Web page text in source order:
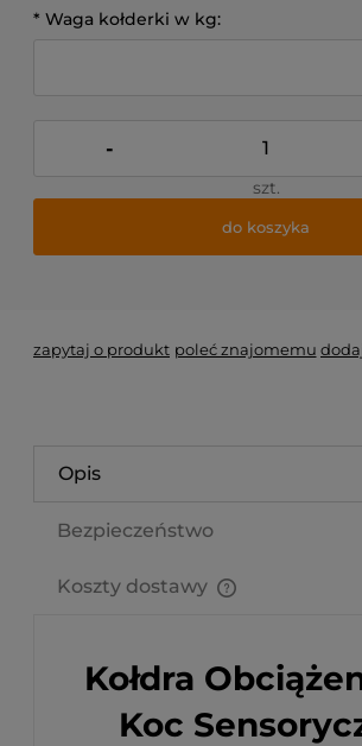
* Waga kołderki w kg:
-
szt.
do koszyka
zapytaj o produkt poleć znajomemu
Opis
Bezpieczeństwo
Koszty dostawy
Kołdra
Koc